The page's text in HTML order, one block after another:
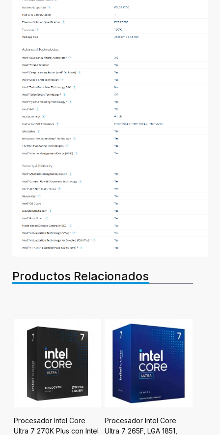
Productos Relacionados
Procesador Intel Core
Ultra 7 270K Plus con Intel
Procesador Intel Core
Ultra 7 265F, LGA 1851,